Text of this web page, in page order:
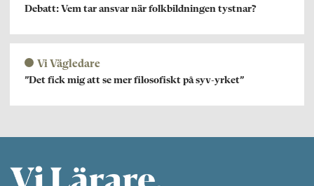
Debatt: Vem tar ansvar när folkbildningen tystnar?
Vi Vägledare
”Det fick mig att se mer filosofiskt på syv-yrket”